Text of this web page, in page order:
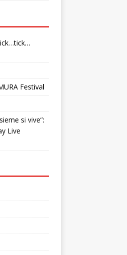
Festival
si vive”:
Live